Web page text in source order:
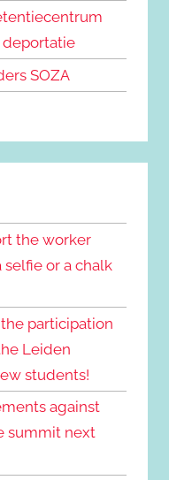
deportatie
SOZA
the worker
or a chalk
participation
Leiden
students!
against
summit next